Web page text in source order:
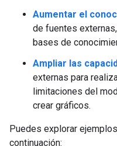
Aumentar el
de fuentes
bases de
Ampliar las
externas para
limitaciones del
crear gráficos.
Puedes explorar
continuación: